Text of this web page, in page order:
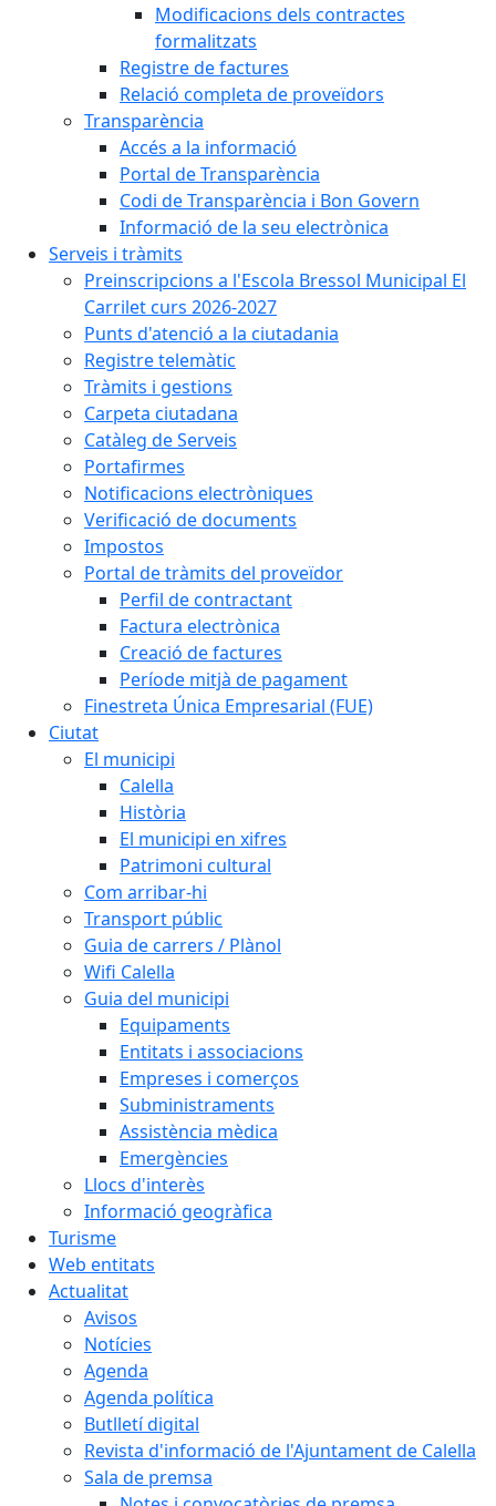
Modificacions dels contractes
formalitzats
Registre de factures
Relació completa de proveïdors
Transparència
Accés a la informació
Portal de Transparència
Codi de Transparència i Bon Govern
Informació de la seu electrònica
Serveis i tràmits
Preinscripcions a l'Escola Bressol Municipal El
Carrilet curs 2026-2027
Punts d'atenció a la ciutadania
Registre telemàtic
Tràmits i gestions
Carpeta ciutadana
Catàleg de Serveis
Portafirmes
Notificacions electròniques
Verificació de documents
Impostos
Portal de tràmits del proveïdor
Perfil de contractant
Factura electrònica
Creació de factures
Període mitjà de pagament
Finestreta Única Empresarial (FUE)
Ciutat
El municipi
Calella
Història
El municipi en xifres
Patrimoni cultural
Com arribar-hi
Transport públic
Guia de carrers / Plànol
Wifi Calella
Guia del municipi
Equipaments
Entitats i associacions
Empreses i comerços
Subministraments
Assistència mèdica
Emergències
Llocs d'interès
Informació geogràfica
Turisme
Web entitats
Actualitat
Avisos
Notícies
Agenda
Agenda política
Butlletí digital
Revista d'informació de l'Ajuntament de Calella
Sala de premsa